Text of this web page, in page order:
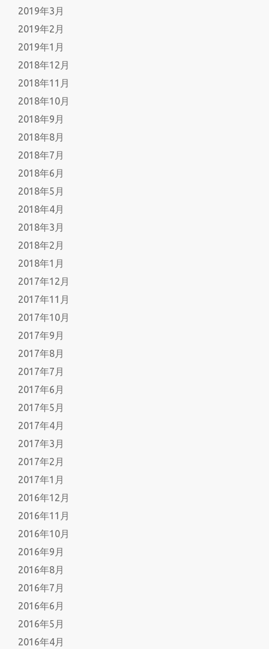
2019年3月
2019年2月
2019年1月
2018年12月
2018年11月
2018年10月
2018年9月
2018年8月
2018年7月
2018年6月
2018年5月
2018年4月
2018年3月
2018年2月
2018年1月
2017年12月
2017年11月
2017年10月
2017年9月
2017年8月
2017年7月
2017年6月
2017年5月
2017年4月
2017年3月
2017年2月
2017年1月
2016年12月
2016年11月
2016年10月
2016年9月
2016年8月
2016年7月
2016年6月
2016年5月
2016年4月